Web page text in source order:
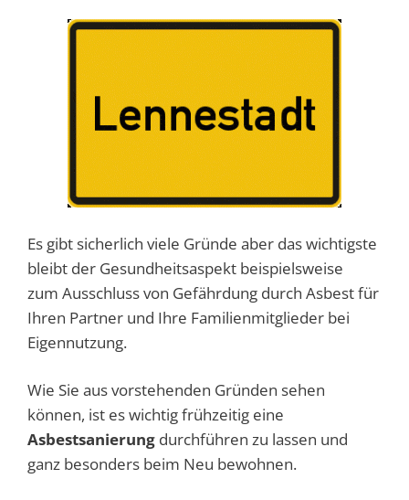
Es gibt sicherlich viele Gründe aber das wichtigste
bleibt der Gesundheitsaspekt beispielsweise
zum Ausschluss von Gefährdung durch Asbest für
Ihren Partner und Ihre Familienmitglieder bei
Eigennutzung.
Wie Sie aus vorstehenden Gründen sehen
können, ist es wichtig frühzeitig eine
Asbestsanierung durchführen zu lassen und
ganz besonders beim Neu bewohnen.